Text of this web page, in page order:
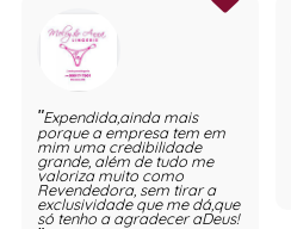
Expendida,ainda mais
porque a empresa tem em
mim uma credibilidade
grande, além de tudo me
valoriza muito como
Revendedora, sem tirar a
exclusividade que me dá,que
só tenho a agradecer aDeus!